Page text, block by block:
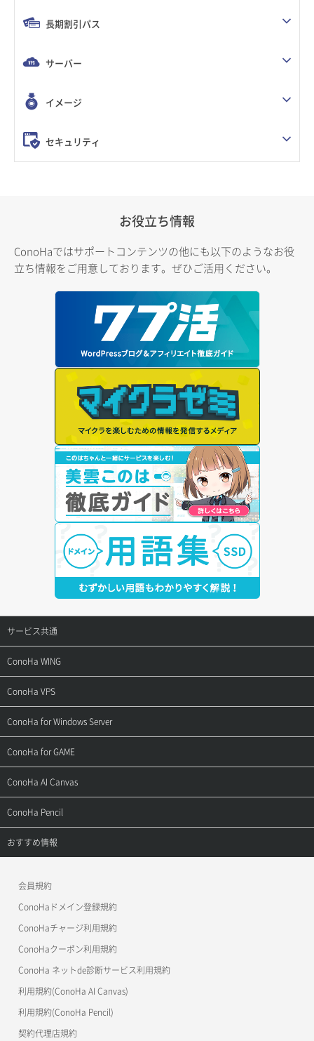
長期割引パス
サーバー
イメージ
セキュリティ
お役立ち情報
ConoHaではサポートコンテンツの他にも以下のようなお役
立ち情報をご用意しております。ぜひご活用ください。
サービス共通
サポートトップ
ご契約・お支払い
お問い合わせ
ConoHa WING
サポートトップ
ご利用ガイド
よくある質問
ConoHa VPS
サポートトップ
ご利用ガイド
APIドキュメントVPS3.0
ConoHa for Windows Server
サポートトップ
ご利用ガイド
APIドキュメントVPS3.0
ConoHa for GAME
サポートトップ
ご利用ガイド
ConoHa AI Canvas
サポートトップ
ご利用ガイド
ConoHa Pencil
サポートトップ
おすすめ情報
美雲このは徹底ガイド
会員規約
ConoHaドメイン登録規約
ConoHaチャージ利用規約
ConoHaクーポン利用規約
ConoHa ネットde診断サービス利用規約
利用規約(ConoHa AI Canvas)
利用規約(ConoHa Pencil)
契約代理店規約